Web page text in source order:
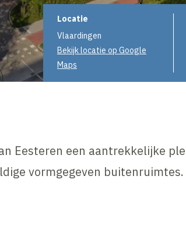
Projectinformatie
Locatie
Vlaardingen
Bekijk locatie op Google
Maps
Eesteren een aantrekkelijke
vormgegeven